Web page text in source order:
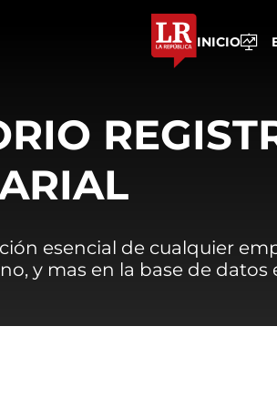
INICIO
esencial de cualquier
y mas en la base de